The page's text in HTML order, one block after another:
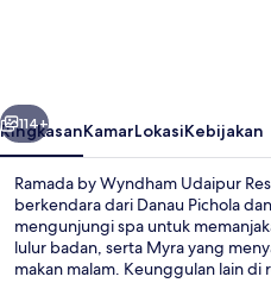
and
Spa
Berikutnya
114+
RingkasanKamarLokasiKebijakan
Ramada by Wyndham Udaipur
berkendara dari Danau Pichola
mengunjungi spa untuk
lulur badan, serta Myra yang
makan malam. Keunggulan lain